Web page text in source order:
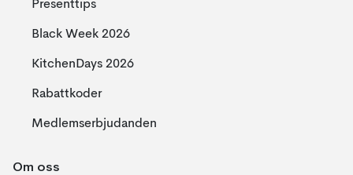
Presenttips
Black Week 2026
KitchenDays 2026
Rabattkoder
Medlemserbjudanden
Om oss